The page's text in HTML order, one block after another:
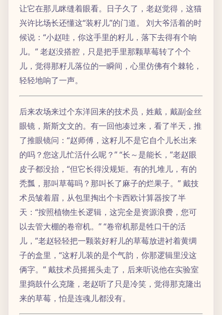
让它在那儿眯缝着眼看。日子久了，老赵觉得，这猫
兴许比场长还懂这“装籽儿”的门道。 刘大爷活着的时
候说：“小赵哇，你这手里的籽儿，落下去得有个响
儿。” 老赵没搭腔，只是把手里那颗草莓转了个个
儿，觉得那籽儿落位的一瞬间，心里仿佛有个棘轮，
轻轻地响了一声。
后来农场来过个东洋回来的技术员，姓戴，戴副金丝
眼镜，斯斯文文的。有一回他凑过来，看了半天，推
了推眼镜问：“赵师傅，这籽儿不是它自个儿长出来
的吗？您这儿忙活什么呢？” “长～是能长，”老赵眼
皮子都没抬，“但它长得没规矩。有的扎堆儿，有的
秃瓢，那叫草莓吗？那叫长了麻子的烂果子。” 戴技
术员皱着眉，从包里掏出个卡西欧计算器按了半
天：“按照植物生长逻辑，这完全是资源浪费，您可
以去管大棚的卷帘机。” “卷帘机那是牲口干的活
儿，”老赵轻轻把一颗装好籽儿的草莓放进衬着黄绸
子的盒里，“这籽儿装的是个气韵，你那逻辑里没这
俩字。” 戴技术员摇摇头走了，后来听说他在实验室
里捣鼓什么克隆，老赵听了只是冷笑，觉得那克隆出
来的草莓，怕是连魂儿都没有。